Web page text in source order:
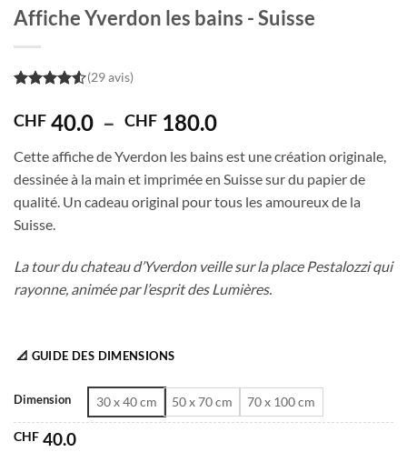
Affiche Yverdon les bains - Suisse
5
(29 avis)
CHF 40.0 – CHF 180.0Plage
prix :
CHF 40.0
à
Cette affiche de Yverdon les bains est une création originale,
dessinée à la main et imprimée en Suisse sur du papier de
qualité. Un cadeau original pour tous les amoureux de la
Suisse.
La tour du chateau d’Yverdon veille sur la place Pestalozzi qui
rayonne, animée par l’esprit des Lumières.
📐 GUIDE DES DIMENSIONS
Dimension 30 x 40 cm 50 x 70 cm 70 x 100 cm
CHF 40.0